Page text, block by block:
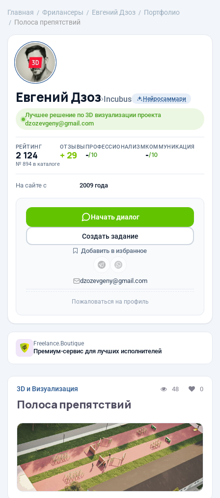
Главная Фрилансеры Евгений Дзоз
Портфолио
Полоса препятствий
Евгений Дзоз›Incubus Нейросаммари
Лучшее решение по 3D визуализации проекта
dzozevgeny@gmail.com
РЕЙТИНГ
2 124
№ 894 в каталоге
ОТЗЫВЫ
29
ПРОФЕССИОНАЛИЗМ
-/10
КОММУНИКАЦИЯ
-/10
На сайте с 2009 года
Начать диалог
dzozevgeny@gmail.com
Создать задание
Добавить в избранное
Пожаловаться на профиль
Freelance.Boutique
Премиум-сервис для лучших исполнителей
3D и Визуализация 48 0
Полоса препятствий